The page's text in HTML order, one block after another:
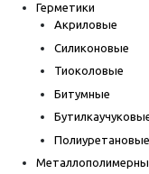
Герметики
Акриловые
Силиконовые
Тиоколовые
Битумные
Полиуретановые